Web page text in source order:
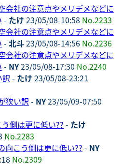
会社の注意点やメリデメなどに
- たけ 23/05/08-10:58 No.2233
会社の注意点やメリデメなどに
- 北斗23/05/08-14:56 No.2236
会社の注意点やメリデメなどに
- NY23/05/08-17:30 No.2240
訳 - たけ 23/05/08-23:21
狭い訳 - NY23/05/09-07:50
側は更に低い?? - たけ
No.2283
向こう側は更に低い?? - NY
No.2309